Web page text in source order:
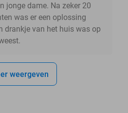
jonge dame. Na zeker 20
was er een oplossing
drankje van het huis was op
weergeven